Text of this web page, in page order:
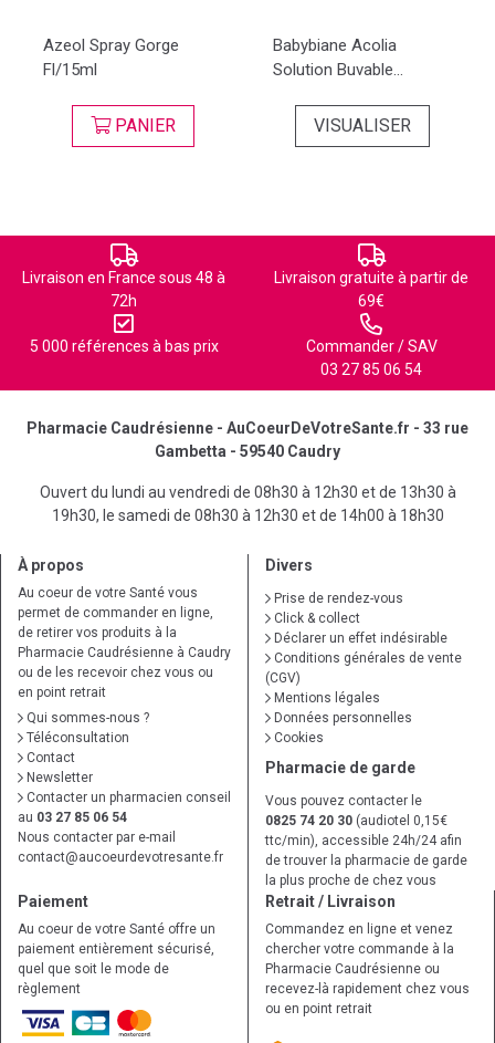
Azeol Spray Gorge
Fl/15ml
PANIER
Babybiane Acolia
Solution Buvable...
VISUALISER
Livraison en France sous 48 à
72h
Livraison gratuite à partir de
69€
5 000 références à bas prix
Commander / SAV
03 27 85 06 54
Pharmacie Caudrésienne - AuCoeurDeVotreSante.fr - 33 rue
Gambetta - 59540 Caudry
Ouvert du lundi au vendredi de 08h30 à 12h30 et de 13h30 à
19h30, le samedi de 08h30 à 12h30 et de 14h00 à 18h30
À propos
Au coeur de votre Santé vous
permet de commander en ligne,
de retirer vos produits à la
Pharmacie Caudrésienne à Caudry
ou de les recevoir chez vous ou
en point retrait
Qui sommes-nous ?
Téléconsultation
Contact
Newsletter
Contacter un pharmacien conseil
au 03 27 85 06 54
Nous contacter par e-mail
contact@aucoeurdevotresante.fr
Divers
Prise de rendez-vous
Click & collect
Déclarer un effet indésirable
Conditions générales de vente
(CGV)
Mentions légales
Données personnelles
Cookies
Pharmacie de garde
Vous pouvez contacter le
0825 74 20 30 (audiotel 0,15€
ttc/min), accessible 24h/24 afin
de trouver la pharmacie de garde
la plus proche de chez vous
Paiement
Au coeur de votre Santé offre un
paiement entièrement sécurisé,
quel que soit le mode de
règlement
Retrait / Livraison
Commandez en ligne et venez
chercher votre commande à la
Pharmacie Caudrésienne ou
recevez-là rapidement chez vous
ou en point retrait